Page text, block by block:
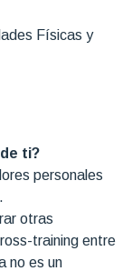
Físicas y
ti?
personales
otras
training entre
no es un